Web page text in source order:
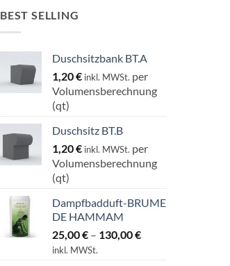
BEST SELLING
Duschsitzbank BT.A
1,20€ inkl. MWSt. per
Volumensberechnung
(qt)
Duschsitz BT.B
1,20€ inkl. MWSt. per
Volumensberechnung
(qt)
Dampfbadduft-BRUME
DE HAMMAM
25,00€ – 130,00€Preisspanne:
inkl. MWSt.